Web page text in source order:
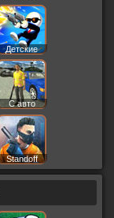
Детские
С авто
Standoff